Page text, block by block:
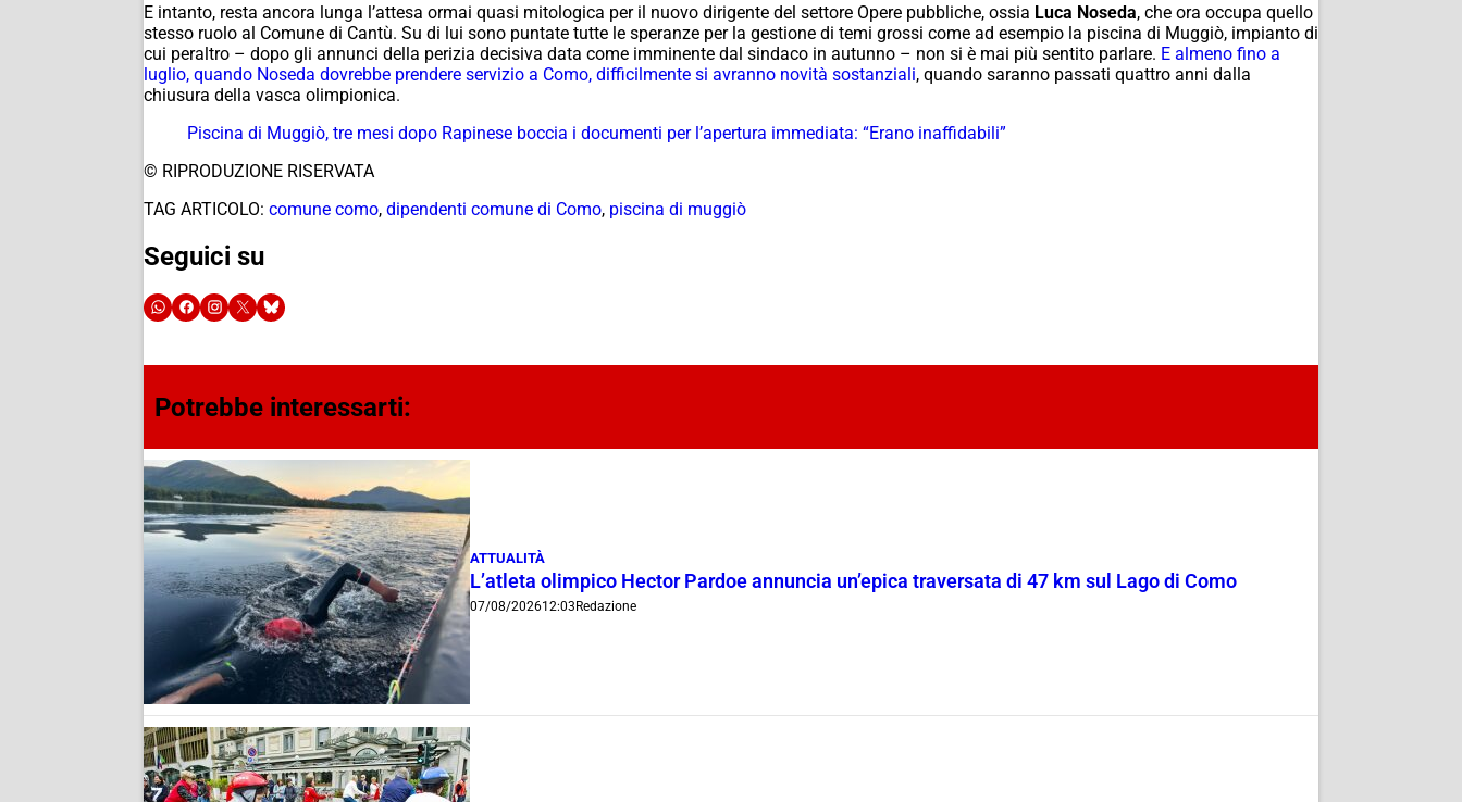
E intanto, resta ancora lunga l’attesa ormai quasi mitologica per il nuovo dirigente del settore Opere pubbliche, ossia Luca Noseda, che ora occupa quello
stesso ruolo al Comune di Cantù. Su di lui sono puntate tutte le speranze per la gestione di temi grossi come ad esempio la piscina di Muggiò, impianto di
cui peraltro – dopo gli annunci della perizia decisiva data come imminente dal sindaco in autunno – non si è mai più sentito parlare. E almeno fino a
luglio, quando Noseda dovrebbe prendere servizio a Como, difficilmente si avranno novità sostanziali, quando saranno passati quattro anni dalla
chiusura della vasca olimpionica.
Piscina di Muggiò, tre mesi dopo Rapinese boccia i documenti per l’apertura immediata: “Erano inaffidabili”
© RIPRODUZIONE RISERVATA
TAG ARTICOLO: comune como, dipendenti comune di Como, piscina di muggiò
Seguici su
Potrebbe interessarti:
ATTUALITÀ
L’atleta olimpico Hector Pardoe annuncia un’epica traversata di 47 km sul Lago di Como
07/08/202612:03 Redazione